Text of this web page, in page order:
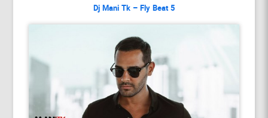
Dj Mani Tk – Fly Beat 5